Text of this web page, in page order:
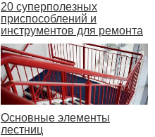
20 суперполезных
приспособлений и
инструментов для ремонта
Основные элементы
лестниц